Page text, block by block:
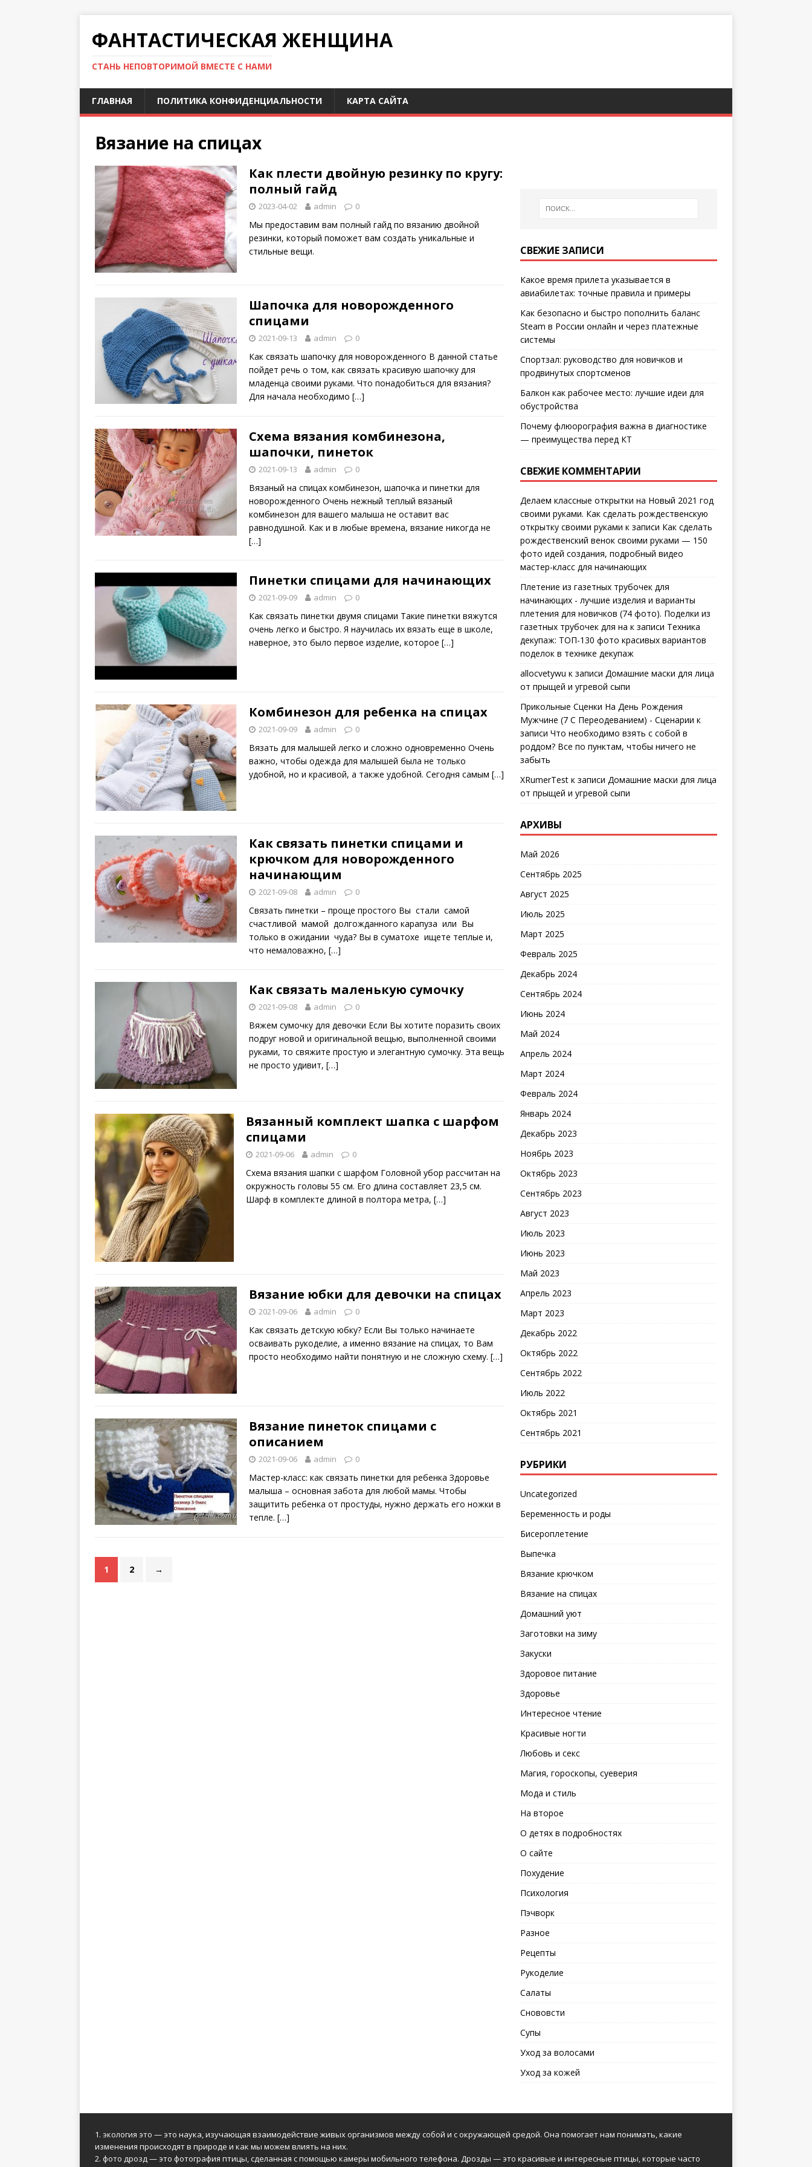
ФАНТАСТИЧЕСКАЯ ЖЕНЩИНА
СТАНЬ НЕПОВТОРИМОЙ ВМЕСТЕ С НАМИ
ГЛАВНАЯ ПОЛИТИКА КОНФИДЕНЦИАЛЬНОСТИ КАРТА САЙТА
Вязание на спицах
Как плести двойную резинку по кругу:
полный гайд
2023-04-02 admin 0
Мы предоставим вам полный гайд по вязанию двойной
резинки, который поможет вам создать уникальные и
стильные вещи.
Шапочка для новорожденного
спицами
2021-09-13 admin 0
Как связать шапочку для новорожденного В данной статье
пойдет речь о том, как связать красивую шапочку для
младенца своими руками. Что понадобиться для вязания?
Для начала необходимо […]
Схема вязания комбинезона,
шапочки, пинеток
2021-09-13 admin 0
Вязаный на спицах комбинезон, шапочка и пинетки для
новорожденного Очень нежный теплый вязаный
комбинезон для вашего малыша не оставит вас
равнодушной. Как и в любые времена, вязание никогда не
[…]
Пинетки спицами для начинающих
2021-09-09 admin 0
Как связать пинетки двумя спицами Такие пинетки вяжутся
очень легко и быстро. Я научилась их вязать еще в школе,
наверное, это было первое изделие, которое […]
Комбинезон для ребенка на спицах
2021-09-09 admin 0
Вязать для малышей легко и сложно одновременно Очень
важно, чтобы одежда для малышей была не только
удобной, но и красивой, а также удобной. Сегодня самым […]
Как связать пинетки спицами и
крючком для новорожденного
начинающим
2021-09-08 admin 0
Связать пинетки – проще простого Вы стали самой
счастливой мамой долгожданного карапуза или Вы
только в ожидании чуда? Вы в суматохе ищете теплые и,
что немаловажно, […]
Как связать маленькую сумочку
2021-09-08 admin 0
Вяжем сумочку для девочки Если Вы хотите поразить своих
подруг новой и оригинальной вещью, выполненной своими
руками, то свяжите простую и элегантную сумочку. Эта вещь
не просто удивит, […]
Вязанный комплект шапка с шарфом
спицами
2021-09-06 admin 0
Схема вязания шапки с шарфом Головной убор рассчитан на
окружность головы 55 см. Его длина составляет 23,5 см.
Шарф в комплекте длиной в полтора метра, […]
Вязание юбки для девочки на спицах
2021-09-06 admin 0
Как связать детскую юбку? Если Вы только начинаете
осваивать рукоделие, а именно вязание на спицах, то Вам
просто необходимо найти понятную и не сложную схему. […]
Вязание пинеток спицами с
описанием
2021-09-06 admin 0
Мастер-класс: как связать пинетки для ребенка Здоровье
малыша – основная забота для любой мамы. Чтобы
защитить ребенка от простуды, нужно держать его ножки в
тепле. […]
1 2 →
СВЕЖИЕ ЗАПИСИ
Какое время прилета указывается в
авиабилетах: точные правила и примеры
Как безопасно и быстро пополнить баланс
Steam в России онлайн и через платежные
системы
Спортзал: руководство для новичков и
продвинутых спортсменов
Балкон как рабочее место: лучшие идеи для
обустройства
Почему флюорография важна в диагностике
— преимущества перед КТ
СВЕЖИЕ КОММЕНТАРИИ
Делаем классные открытки на Новый 2021 год
своими руками. Как сделать рождественскую
открытку своими руками к записи Как сделать
рождественский венок своими руками — 150
фото идей создания, подробный видео
мастер-класс для начинающих
Плетение из газетных трубочек для
начинающих - лучшие изделия и варианты
плетения для новичков (74 фото). Поделки из
газетных трубочек для на к записи Техника
декупаж: ТОП-130 фото красивых вариантов
поделок в технике декупаж
allocvetywu к записи Домашние маски для лица
от прыщей и угревой сыпи
Прикольные Сценки На День Рождения
Мужчине (7 С Переодеванием) - Сценарии к
записи Что необходимо взять с собой в
роддом? Все по пунктам, чтобы ничего не
забыть
XRumerTestк записи Домашние маски для лица
от прыщей и угревой сыпи
АРХИВЫ
Май 2026
Сентябрь 2025
Август 2025
Июль 2025
Март 2025
Февраль 2025
Декабрь 2024
Сентябрь 2024
Июнь 2024
Май 2024
Апрель 2024
Март 2024
Февраль 2024
Январь 2024
Декабрь 2023
Ноябрь 2023
Октябрь 2023
Сентябрь 2023
Август 2023
Июль 2023
Июнь 2023
Май 2023
Апрель 2023
Март 2023
Декабрь 2022
Октябрь 2022
Сентябрь 2022
Июль 2022
Октябрь 2021
Сентябрь 2021
РУБРИКИ
Uncategorized
Беременность и роды
Бисероплетение
Выпечка
Вязание крючком
Вязание на спицах
Домашний уют
Заготовки на зиму
Закуски
Здоровое питание
Здоровье
Интересное чтение
Красивые ногти
Любовь и секс
Магия, гороскопы, суеверия
Мода и стиль
На второе
О детях в подробностях
О сайте
Похудение
Психология
Пэчворк
Разное
Рецепты
Рукоделие
Салаты
Снововсти
Супы
Уход за волосами
Уход за кожей
1. экология это — это наука, изучающая взаимодействие живых организмов между собой и с окружающей средой. Она помогает нам понимать, какие
изменения происходят в природе и как мы можем влиять на них.
2. фото дрозд — это фотография птицы, сделанная с помощью камеры мобильного телефона. Дрозды — это красивые и интересные птицы, которые часто